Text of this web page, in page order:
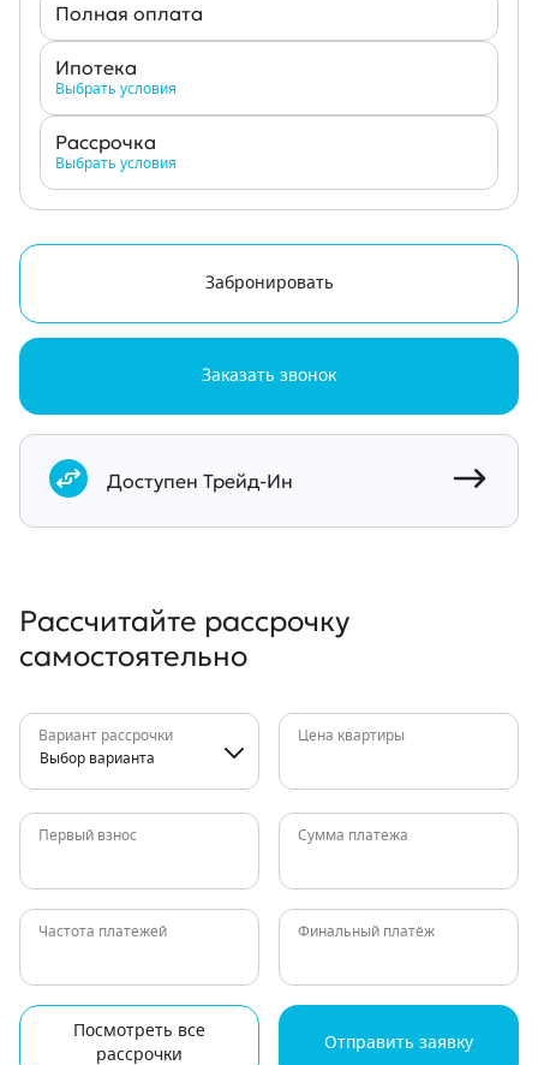
Полная оплата
Ипотека
Выбрать условия
Рассрочка
Выбрать условия
Забронировать
Заказать звонок
Документы
Доступен Трейд-Ин
Рассчитайте рассрочку
самостоятельно
Вариант рассрочки
Выбор варианта
Цена квартиры
Первый взнос Сумма платежа
Частота платежей Финальный платёж
Посмотреть все
рассрочки
Отправить заявку